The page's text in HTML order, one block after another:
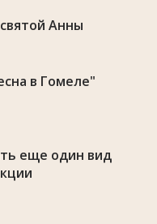
Анны
в Гомеле"
еще один вид